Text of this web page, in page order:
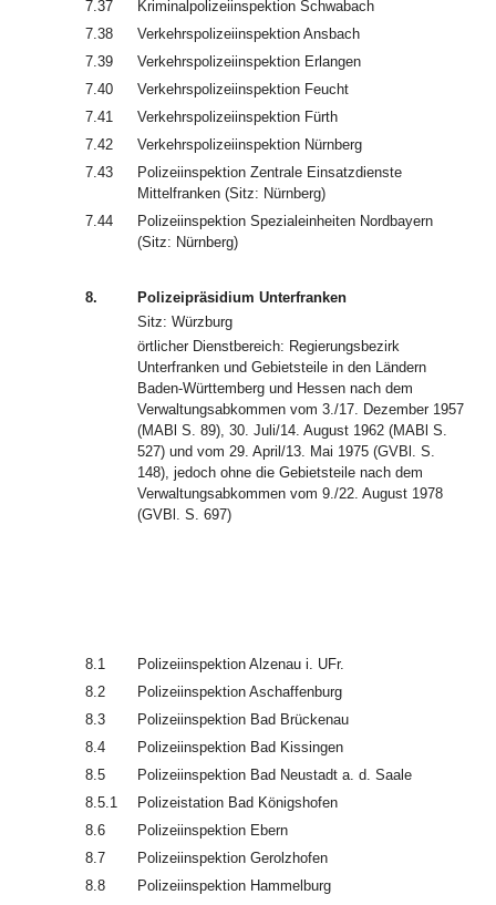
7.37
Kriminalpolizeiinspektion Schwabach
7.38
Verkehrspolizeiinspektion Ansbach
7.39
Verkehrspolizeiinspektion Erlangen
7.40
Verkehrspolizeiinspektion Feucht
7.41
Verkehrspolizeiinspektion Fürth
7.42
Verkehrspolizeiinspektion Nürnberg
7.43
Polizeiinspektion Zentrale Einsatzdienste
Mittelfranken (Sitz: Nürnberg)
7.44
Polizeiinspektion Spezialeinheiten Nordbayern
(Sitz: Nürnberg)
8.
Polizeipräsidium Unterfranken
Sitz: Würzburg
örtlicher Dienstbereich: Regierungsbezirk
Unterfranken und Gebietsteile in den Ländern
Baden-Württemberg und Hessen nach dem
Verwaltungsabkommen vom 3./17. Dezember 1957
(MABl S. 89), 30. Juli/14. August 1962 (MABl S.
527) und vom 29. April/13. Mai 1975 (GVBl. S.
148), jedoch ohne die Gebietsteile nach dem
Verwaltungsabkommen vom 9./22. August 1978
(GVBl. S. 697)
8.1
Polizeiinspektion Alzenau i. UFr.
8.2
Polizeiinspektion Aschaffenburg
8.3
Polizeiinspektion Bad Brückenau
8.4
Polizeiinspektion Bad Kissingen
8.5
Polizeiinspektion Bad Neustadt a. d. Saale
8.5.1
Polizeistation Bad Königshofen
8.6
Polizeiinspektion Ebern
8.7
Polizeiinspektion Gerolzhofen
8.8
Polizeiinspektion Hammelburg